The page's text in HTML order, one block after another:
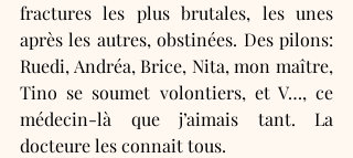
fractures les plus brutales, les unes
après les autres, obstinées. Des pilons:
Ruedi, Andréa, Brice, Nita, mon maître,
Tino se soumet volontiers, et V…, ce
médecin-là que j’aimais tant. La
docteure les connait tous.